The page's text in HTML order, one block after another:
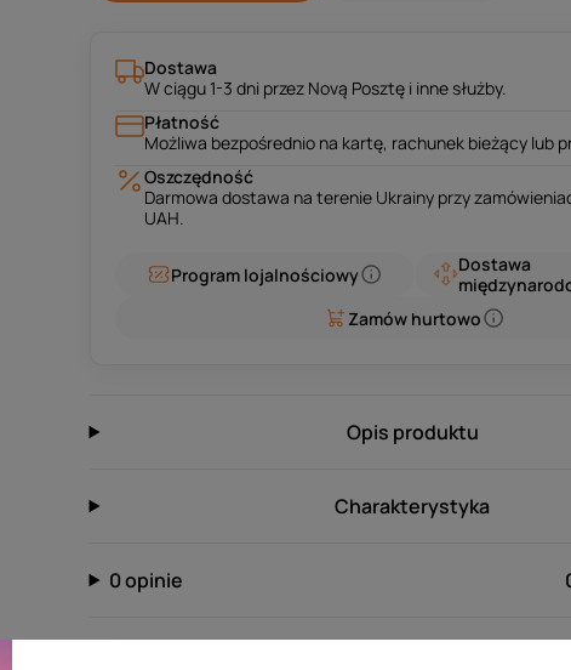
Dostawa
W ciągu 1-3 dni przez Novą Posztę i inne służby.
Płatność
Możliwa bezpośrednio na kartę, rachunek bieżący lub
Oszczędność
Darmowa dostawa na terenie Ukrainy przy
UAH.
Program lojalnościowy
Dostawa
Zamów hurtowo
Opis produktu
Charakterystyka
0 opinie